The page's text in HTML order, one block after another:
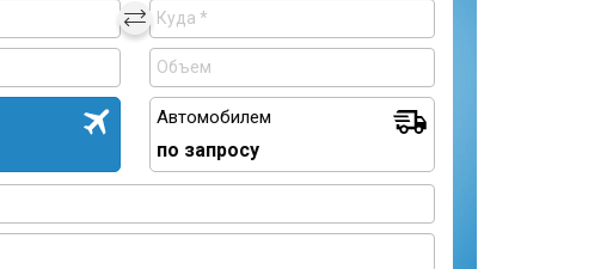
Автомобилем
по запросу